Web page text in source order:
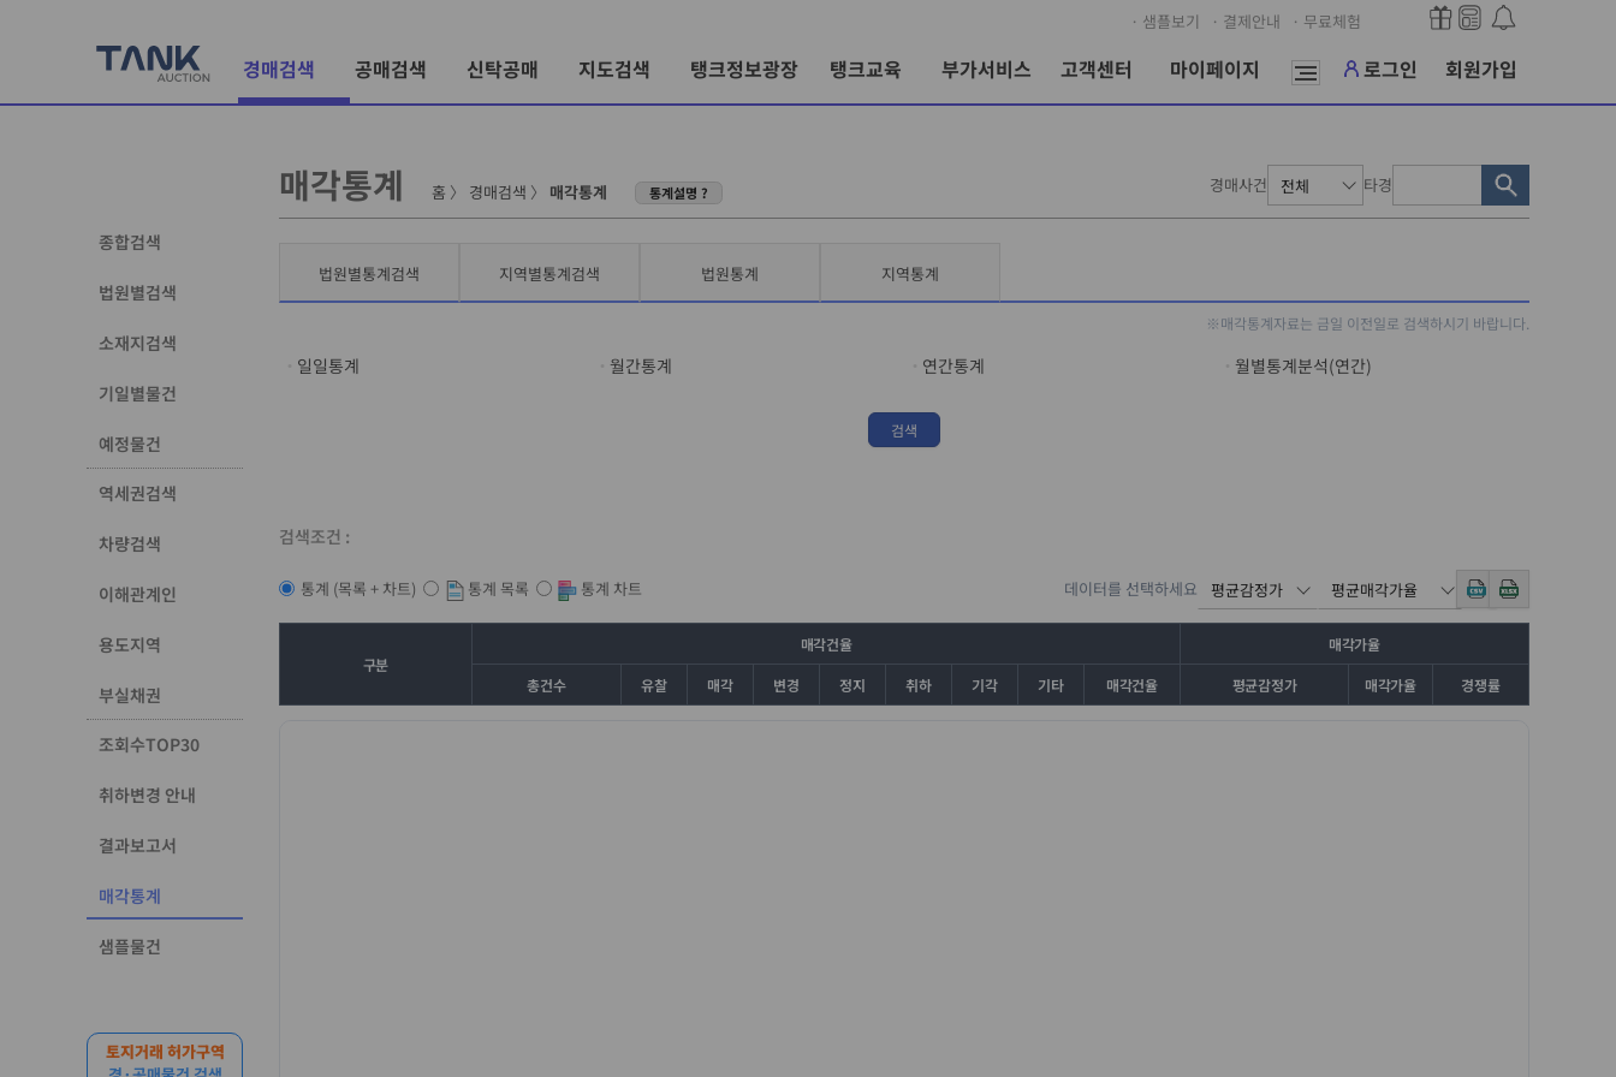
· 샘플보기 · 결제안내 · 무료체험
경매검색 공매검색 신탁공매 지도검색 탱크정보광장 탱크교육 부가서비스 고객센터 마이페이지 로그인 회원가입
종합검색
법원별검색
소재지검색
기일별물건
예정물건
역세권검색
차량검색
이해관계인
용도지역
부실채권
조회수TOP30
취하변경 안내
결과보고서
매각통계
샘플물건
토지거래 허가구역
매각통계 홈 〉 경매검색 〉 매각통계 통계설명 ? 경매사건 타경
법원별통계검색 지역별통계검색 법원통계 지역통계
※매각통계자료는 금일 이전일로 검색하시기 바랍니다.
일일통계 월간통계 연간통계 월별통계분석(연간)
검색
검색조건 :
통계 (목록 + 차트) 통계 목록 통계 차트 데이터를 선택하세요
구분
매각건율
매각가율
총건수
유찰 매각 변경 정지 취하 기각 기타 매각건율 평균감정가 매각가율 경쟁률